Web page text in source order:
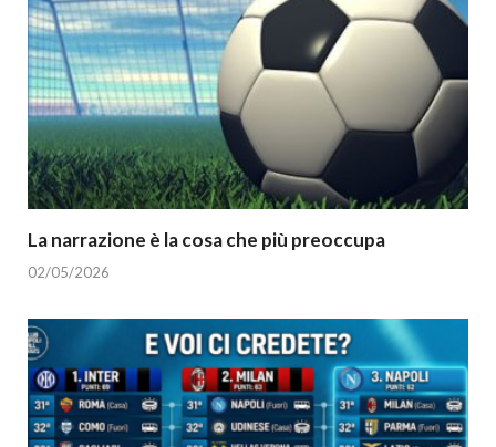
La narrazione è la cosa che più preoccupa
02/05/2026